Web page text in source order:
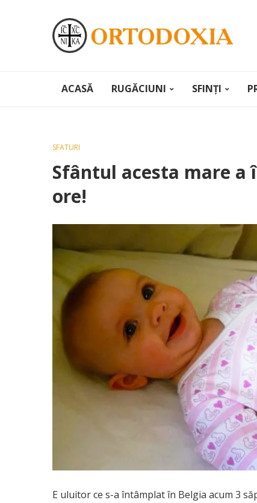
ACASĂ RUGĂCIUNI SFINȚI
SFATURI
Sfântul acesta mare a
ore!
E uluitor ce s-a întâmplat în Belgia acum 3